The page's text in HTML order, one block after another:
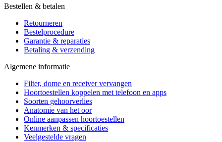
Bestellen & betalen
Retourneren
Bestelprocedure
Garantie & reparaties
Betaling & verzending
Algemene informatie
Filter, dome en receiver vervangen
Hoortoestellen koppelen met telefoon en apps
Soorten gehoorverlies
Anatomie van het oor
Online aanpassen hoortoestellen
Kenmerken & specificaties
Veelgestelde vragen